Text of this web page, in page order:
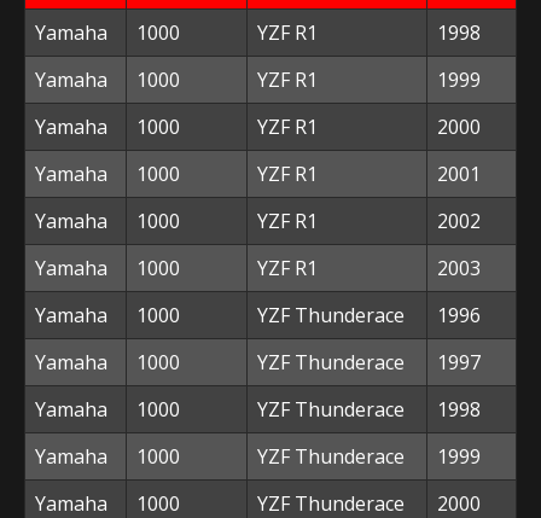
Yamaha
1000 YZF R1
1998
Yamaha
1000 YZF R1
1999
Yamaha
1000 YZF R1
2000
Yamaha
1000 YZF R1
2001
Yamaha
1000 YZF R1
2002
Yamaha
1000 YZF R1
2003
Yamaha
1000 YZF Thunderace
1996
Yamaha
1000 YZF Thunderace
1997
Yamaha
1000 YZF Thunderace
1998
Yamaha
1000 YZF Thunderace
1999
Yamaha
1000 YZF Thunderace
2000